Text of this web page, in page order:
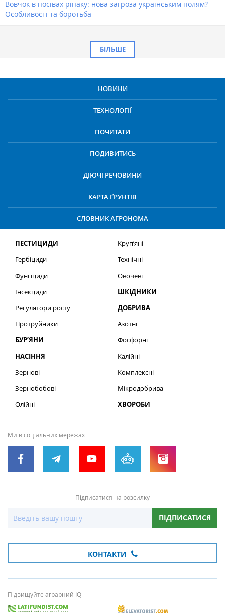
Вовчок в посівах ріпаку: нова загроза українським полям?
Особливості та боротьба
БІЛЬШЕ
НОВИНИ
ТЕХНОЛОГІЇ
ПОЧИТАТИ
ПОДИВИТИСЬ
ДІЮЧІ РЕЧОВИНИ
КАРТА ҐРУНТІВ
СЛОВНИК АГРОНОМА
ПЕСТИЦИДИ
Гербіциди
Фунгіциди
Інсекциди
Регулятори росту
Протруйники
БУР’ЯНИ
НАСІННЯ
Зернові
Зернобобові
Олійні
Круп’яні
Технічні
Овочеві
ШКІДНИКИ
ДОБРИВА
Азотні
Фосфорні
Калійні
Комплексні
Мікродобрива
ХВОРОБИ
Ми в соціальних мережах
Підписатися на розсилку
ПІДПИСАТИСЯ
КОНТАКТИ
Підвищуйте аграрний IQ